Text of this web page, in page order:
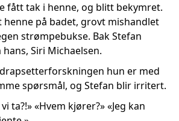
fått tak i henne, og blitt bekymret.
henne på badet, grovt mishandlet
strømpebukse. Bak Stefan
Siri Michaelsen.
hun er med
spørsmål, og Stefan blir irritert.
ta?!» «Hvem kjører?» «Jeg kan